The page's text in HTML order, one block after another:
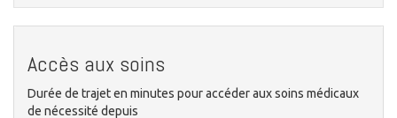
Accès aux soins
Durée de trajet en minutes pour accéder aux soins médicaux
de nécessité depuis